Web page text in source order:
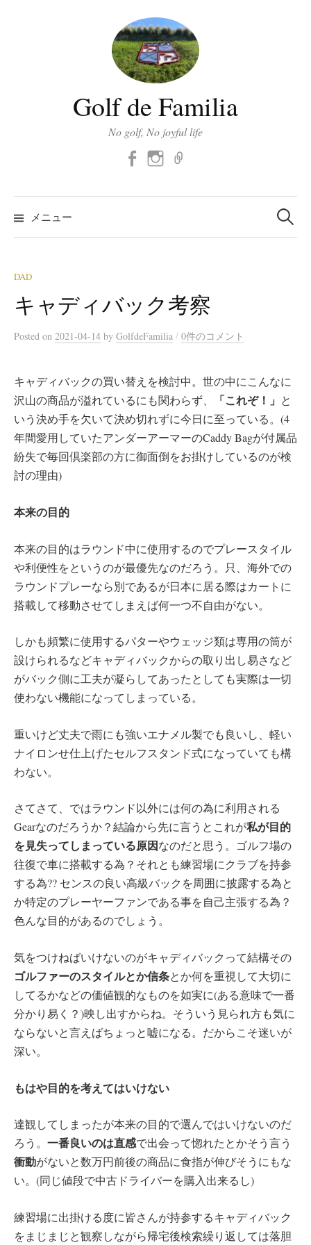
Golf de Familia
No golf, No joyful life
FacebookInstagram
メニュー
検
索:
DAD
キャディバック考察
Posted on 2021-04-14 by GolfdeFamilia / 0件のコメント
キャディバックの買い替えを検討中。世の中にこんなに
沢山の商品が溢れているにも関わらず、
「これぞ！」 と
いう決め手を欠いて決め切れずに今日に至っている。(4
年間愛用していたアンダーアーマーのCaddy Bagが付属品
紛失で毎回倶楽部の方に御面倒をお掛けしているのが検
討の理由)
本来の目的
本来の目的はラウンド中に使用するのでプレースタイル
や利便性をというのが最優先なのだろう。只、海外での
ラウンドプレーなら別であるが日本に居る際はカートに
搭載して移動させてしまえば何一つ不自由がない。
しかも頻繁に使用するパターやウェッジ類は専用の筒が
設けられるなどキャディバックからの取り出し易さなど
がバック側に工夫が凝らしてあったとしても実際は一切
使わない機能になってしまっている。
重いけど丈夫で雨にも強いエナメル製でも良いし、軽い
ナイロンせ仕上げたセルフスタンド式になっていても構
わない。
さてさて、ではラウンド以外には何の為に利用される
Gearなのだろうか？結論から先に言うとこれが私が目的
を見失ってしまっている原因なのだと思う。ゴルフ場の
往復で車に搭載する為？それとも練習場にクラブを持参
する為?? センスの良い高級バックを周囲に披露する為と
か特定のプレーヤーファンである事を自己主張する為？
色んな目的があるのでしょう。
気をつけねばいけないのがキャディバックって結構その
ゴルファーのスタイルとか信条とか何を重視して大切に
してるかなどの価値観的なものを如実に(ある意味で一番
分かり易く？)映し出すからね。そういう見られ方も気に
ならないと言えばちょっと嘘になる。だからこそ迷いが
深い。
もはや目的を考えてはいけない
達観してしまったが本来の目的で選んではいけないのだ
ろう。 一番良いのは直感で出会って惚れたとかそう言う
衝動がないと数万円前後の商品に食指が伸びそうにもな
い。(同じ値段で中古ドライバーを購入出来るし)
練習場に出掛ける度に皆さんが持参するキャディバック
をまじまじと観察しながら帰宅後検索繰り返しては落胆